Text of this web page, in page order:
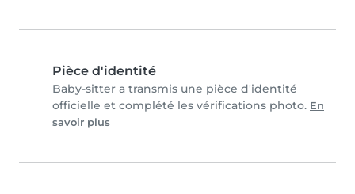
Pièce d'identité
Baby-sitter a transmis une pièce d'identité
officielle et complété les vérifications photo. En
savoir plus